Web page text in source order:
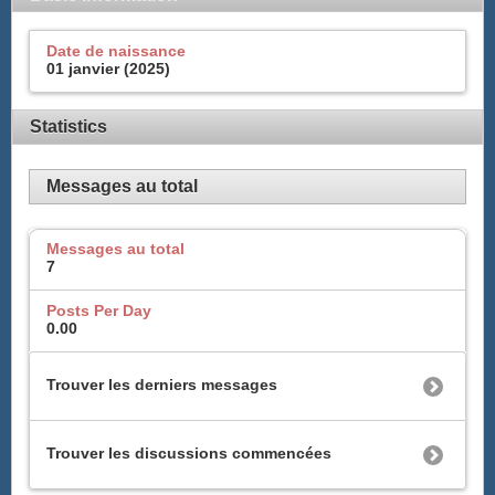
Date de naissance
01 janvier (2025)
Statistics
Messages au total
Messages au total
7
Posts Per Day
0.00
Trouver les derniers messages
Trouver les discussions commencées